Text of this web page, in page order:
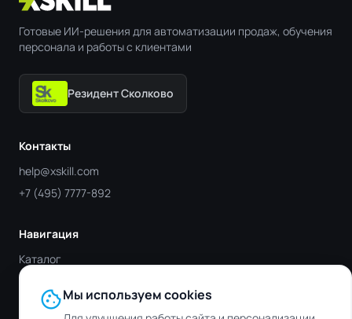
Готовые ИИ-решения для автоматизации продаж, обучения
персонала и работы с клиентами
Резидент Сколково
Контакты
help@xskill.com
+7 (495) 7777-892
Навигация
Каталог
Отрасли
БлогcookieМы используем cookies